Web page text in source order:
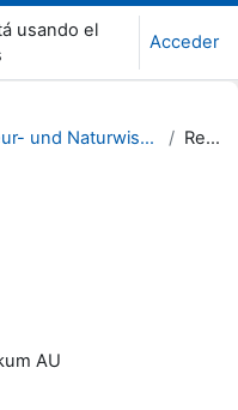
usando el
Acceder
Ingenieur- und Naturwissenschaften (INW) Resumen
AU